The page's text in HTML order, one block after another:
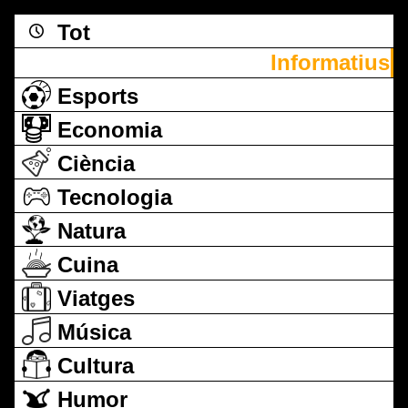
Tot
Informatius
Esports
Economia
Ciència
Tecnologia
Natura
Cuina
Viatges
Música
Cultura
Humor